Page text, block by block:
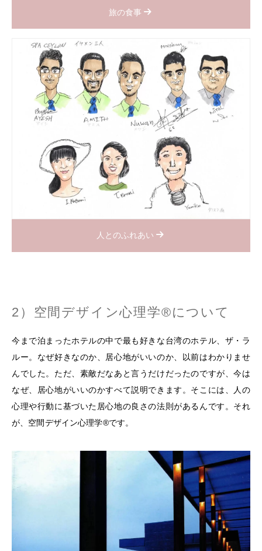
旅の食事
人とのふれあい
2）空間デザイン心理学®について
今まで泊まったホテルの中で最も好きな台湾のホテル、ザ・ラ
ルー。なぜ好きなのか、居心地がいいのか、以前はわかりませ
んでした。ただ、素敵だなあと言うだけだったのですが、今は
なぜ、居心地がいいのかすべて説明できます。そこには、人の
心理や行動に基づいた居心地の良さの法則があるんです。それ
が、空間デザイン心理学®です。